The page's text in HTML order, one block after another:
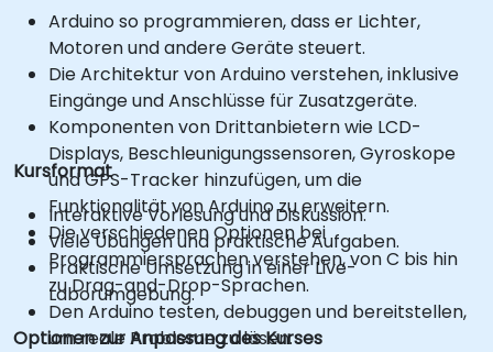
Arduino so programmieren, dass er Lichter,
Motoren und andere Geräte steuert.
Die Architektur von Arduino verstehen, inklusive
Eingänge und Anschlüsse für Zusatzgeräte.
Komponenten von Drittanbietern wie LCD-
Displays, Beschleunigungssensoren, Gyroskope
und GPS-Tracker hinzufügen, um die
Funktionalität von Arduino zu erweitern.
Die verschiedenen Optionen bei
Programmiersprachen verstehen, von C bis hin
zu Drag-and-Drop-Sprachen.
Den Arduino testen, debuggen und bereitstellen,
um reale Probleme zu lösen.
Kursformat
Interaktive Vorlesung und Diskussion.
Viele Übungen und praktische Aufgaben.
Praktische Umsetzung in einer Live-
Laborumgebung.
Optionen zur Anpassung des Kurses